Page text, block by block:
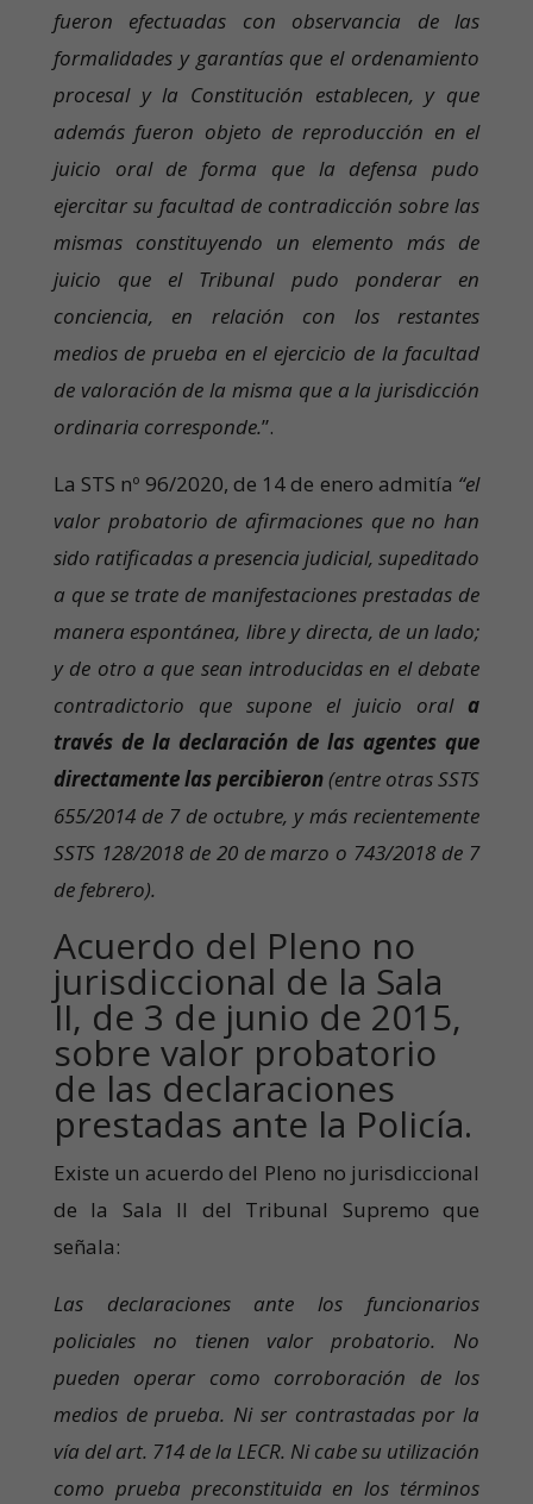
fueron efectuadas con observancia de las
formalidades y garantías que el ordenamiento
procesal y la Constitución establecen, y que
además fueron objeto de reproducción en el
juicio oral de forma que la defensa pudo
ejercitar su facultad de contradicción sobre las
mismas constituyendo un elemento más de
juicio que el Tribunal pudo ponderar en
conciencia, en relación con los restantes
medios de prueba en el ejercicio de la facultad
de valoración de la misma que a la jurisdicción
ordinaria corresponde.”.
La STS nº 96/2020, de 14 de enero admitía “el
valor probatorio de afirmaciones que no han
sido ratificadas a presencia judicial, supeditado
a que se trate de manifestaciones prestadas de
manera espontánea, libre y directa, de un lado;
y de otro a que sean introducidas en el debate
contradictorio que supone el juicio oral a
través de la declaración de las agentes que
directamente las percibieron(entre otras SSTS
655/2014 de 7 de octubre, y más recientemente
SSTS 128/2018 de 20 de marzo o 743/2018 de 7
de febrero).
Acuerdo del Pleno no
jurisdiccional de la Sala
II, de 3 de junio de 2015,
sobre valor probatorio
de las declaraciones
prestadas ante la Policía.
Existe un acuerdo del Pleno no jurisdiccional
de la Sala II del Tribunal Supremo que
señala:
Las declaraciones ante los funcionarios
policiales no tienen valor probatorio. No
pueden operar como corroboración de los
medios de prueba. Ni ser contrastadas por la
vía del art. 714 de la LECR. Ni cabe su utilización
como prueba preconstituida en los términos